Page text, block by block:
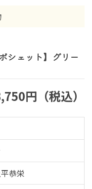
シェット】グリー
円（税込）
恭栄